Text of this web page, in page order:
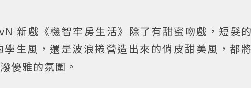
新戲《機智牢房生活》除了有甜蜜吻戲，短髮的
生風，還是波浪捲營造出來的俏皮甜美風，都將
優雅的氛圍。